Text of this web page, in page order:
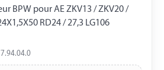
BPW pour AE ZKV13 / ZKV20 /
RD24 / 27,3 LG106